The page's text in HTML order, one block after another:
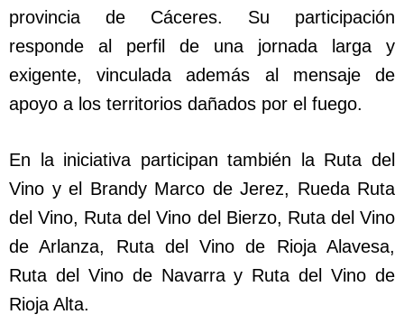
provincia de Cáceres. Su participación
responde al perfil de una jornada larga y
exigente, vinculada además al mensaje de
apoyo a los territorios dañados por el fuego.
En la iniciativa participan también la Ruta del
Vino y el Brandy Marco de Jerez, Rueda Ruta
del Vino, Ruta del Vino del Bierzo, Ruta del Vino
de Arlanza, Ruta del Vino de Rioja Alavesa,
Ruta del Vino de Navarra y Ruta del Vino de
Rioja Alta.